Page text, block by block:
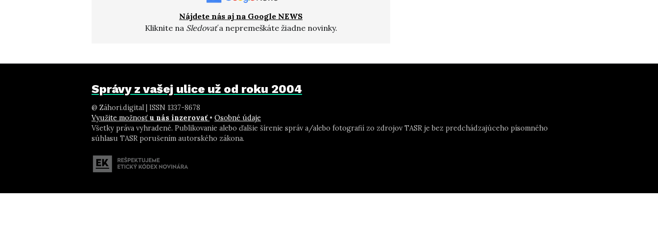
Nájdete nás aj na Google NEWS
Kliknite na Sledovaťa nepremeškáte žiadne novinky.
Správy z vašej ulice už od roku 2004
@ Záhori.digital | ISSN 1337-8678
Využite možnosť u nás inzerovať • Osobné údaje
Všetky práva vyhradené. Publikovanie alebo ďalšie šírenie správ a/alebo fotografií zo zdrojov TASR je bez predchádzajúceho písomného
súhlasu TASR porušením autorského zákona.